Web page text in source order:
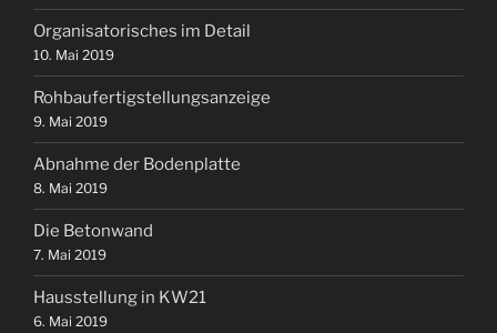
Organisatorisches im Detail
10. Mai 2019
Rohbaufertigstellungsanzeige
9. Mai 2019
Abnahme der Bodenplatte
8. Mai 2019
Die Betonwand
7. Mai 2019
Hausstellung in KW21
6. Mai 2019